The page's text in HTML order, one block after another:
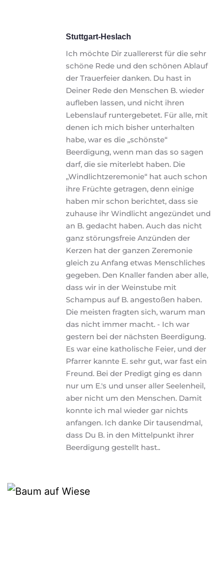
Stuttgart-Heslach
Ich möchte Dir zuallererst für die sehr
schöne Rede und den schönen Ablauf
der Trauerfeier danken. Du hast in
Deiner Rede den Menschen B. wieder
aufleben lassen, und nicht ihren
Lebenslauf runtergebetet. Für alle, mit
denen ich mich bisher unterhalten
habe, war es die „schönste“
Beerdigung, wenn man das so sagen
darf, die sie miterlebt haben. Die
„Windlichtzeremonie“ hat auch schon
ihre Früchte getragen, denn einige
haben mir schon berichtet, dass sie
zuhause ihr Windlicht angezündet und
an B. gedacht haben. Auch das nicht
ganz störungsfreie Anzünden der
Kerzen hat der ganzen Zeremonie
gleich zu Anfang etwas Menschliches
gegeben. Den Knaller fanden aber alle,
dass wir in der Weinstube mit
Schampus auf B. angestoßen haben.
Die meisten fragten sich, warum man
das nicht immer macht. - Ich war
gestern bei der nächsten Beerdigung.
Es war eine katholische Feier, und der
Pfarrer kannte E. sehr gut, war fast ein
Freund. Bei der Predigt ging es dann
nur um E.'s und unser aller Seelenheil,
aber nicht um den Menschen. Damit
konnte ich mal wieder gar nichts
anfangen. Ich danke Dir tausendmal,
dass Du B. in den Mittelpunkt ihrer
Beerdigung gestellt hast..